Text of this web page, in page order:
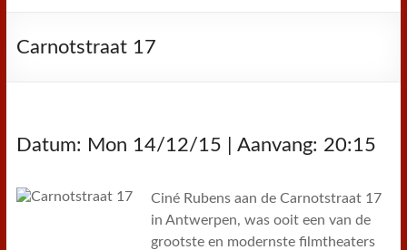
Carnotstraat 17
Datum: Mon 14/12/15 | Aanvang: 20:15
Ciné Rubens aan de Carnotstraat 17
in Antwerpen, was ooit een van de
grootste en modernste filmtheaters